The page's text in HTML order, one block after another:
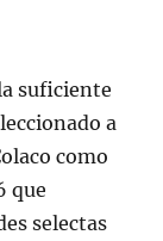
suficiente
a
como
que
selectas